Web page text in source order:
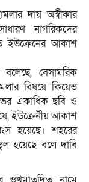
দায় অস্বীকার
নাগরিকদের
ইউক্রেনের আকাশ
বলেছে, বেসামরিক
বিষয়ে কিয়েভ
একাধিক ছবি ও
ইউক্রেনীয় আকাশ
হয়েছে। শহরের
হয়েছে বলে দাবি